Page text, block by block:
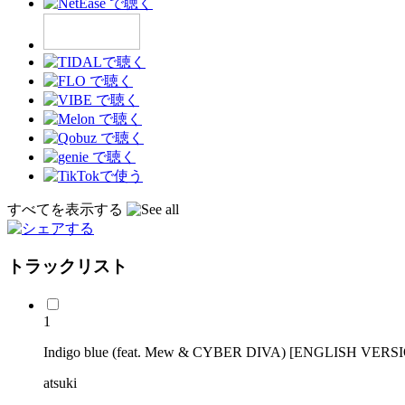
すべてを表示する
トラックリスト
1
Indigo blue (feat. Mew & CYBER DIVA) [ENGLISH
atsuki